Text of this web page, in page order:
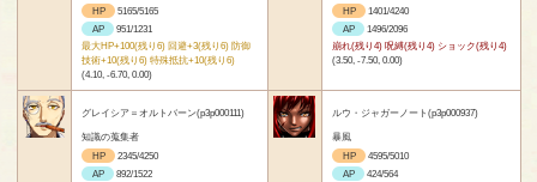
HP
5165/5165
AP
951/1231
最大HP+100(残り6) 回避+3(残り6) 防御
技術+10(残り6) 特殊抵抗+10(残り6)
(4.10, -6.70, 0.00)
HP
1401/4240
AP
1496/2096
崩れ(残り4) 呪縛(残り4) ショック(残り4)
(3.50, -7.50, 0.00)
グレイシア＝オルトバーン(p3p000111)
知識の蒐集者
HP
2345/4250
AP
892/1522
ルウ・ジャガーノート(p3p000937)
暴風
HP
4595/5010
AP
424/564